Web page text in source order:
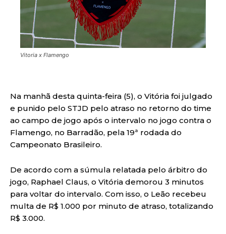
Vitoria x Flamengo
Na manhã desta quinta-feira (5), o Vitória foi julgado
e punido pelo STJD pelo atraso no retorno do time
ao campo de jogo após o intervalo no jogo contra o
Flamengo, no Barradão, pela 19ª rodada do
Campeonato Brasileiro.
De acordo com a súmula relatada pelo árbitro do
jogo, Raphael Claus, o Vitória demorou 3 minutos
para voltar do intervalo. Com isso, o Leão recebeu
multa de R$ 1.000 por minuto de atraso, totalizando
R$ 3.000.